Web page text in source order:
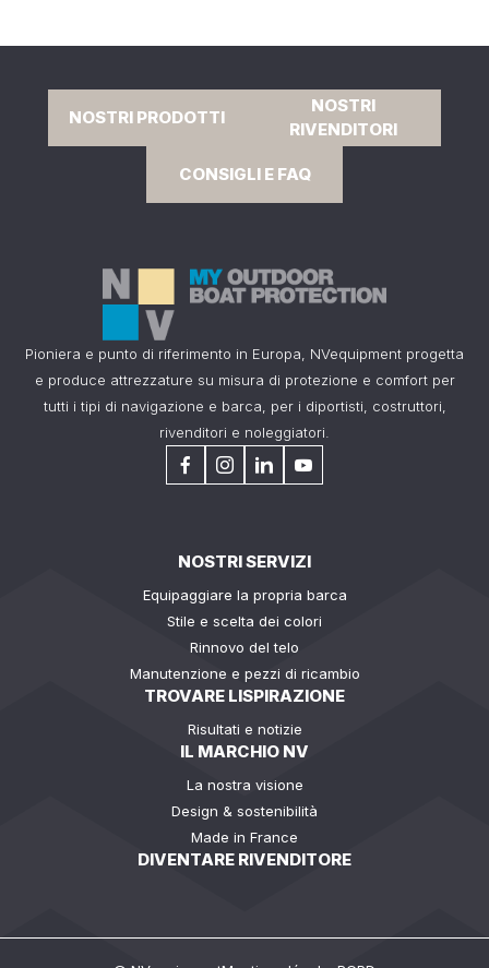
NOSTRI PRODOTTI
NOSTRI
RIVENDITORI
CONSIGLI E FAQ
Pioniera e punto di riferimento in Europa, NVequipment progetta
e produce attrezzature su misura di protezione e comfort per
tutti i tipi di navigazione e barca, per i diportisti, costruttori,
rivenditori e noleggiatori.
NOSTRI SERVIZI
Equipaggiare la propria barca
Stile e scelta dei colori
Rinnovo del telo
Manutenzione e pezzi di ricambio
TROVARE LISPIRAZIONE
Risultati e notizie
IL MARCHIO NV
La nostra visione
Design & sostenibilità
Made in France
DIVENTARE RIVENDITORE